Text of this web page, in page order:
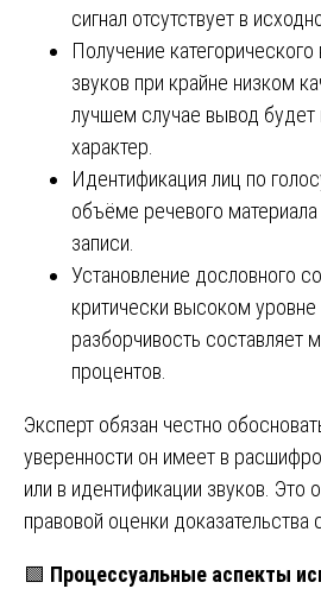
сигнал отсутствует в
Получение
звуков при крайне низком
лучшем случае вывод будет
характер.
Идентификация лиц по
объёме речевого
записи.
Установление дословного
критически высоком
разборчивость составляет
процентов.
Эксперт обязан честно
уверенности он имеет в
или в идентификации звуков. Это
правовой оценки доказательства
🟩 Процессуальные аспекты